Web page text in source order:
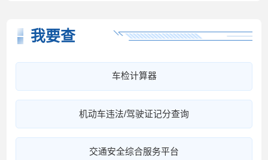
我要查
车检计算器
机动车违法/驾驶证记分查询
交通安全综合服务平台